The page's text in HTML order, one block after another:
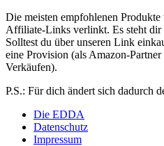
Die meisten empfohlenen Produkte
Affiliate-Links verlinkt. Es steht
Solltest du über unseren Link
eine Provision (als Amazon-
Verkäufen).
P.S.: Für dich ändert sich dadurch
Die EDDA
Datenschutz
Impressum